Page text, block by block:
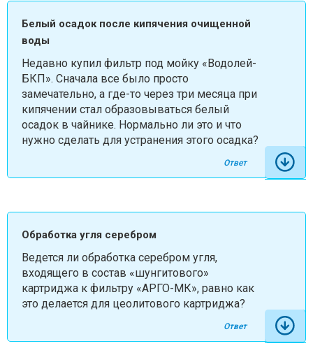
Белый осадок после кипячения очищенной
воды
Недавно купил фильтр под мойку «Водолей-
БКП». Сначала все было просто
замечательно, а где-то через три месяца при
кипячении стал образовываться белый
осадок в чайнике. Нормально ли это и что
нужно сделать для устранения этого осадка?
Ответ
Обработка угля серебром
Ведется ли обработка серебром угля,
входящего в состав «шунгитового»
картриджа к фильтру «АРГО-МК», равно как
это делается для цеолитового картриджа?
Ответ